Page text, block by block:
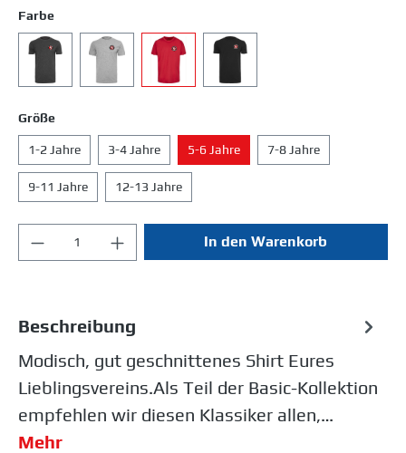
Farbe
Größe
1-2 Jahre 3-4 Jahre 5-6 Jahre 7-8 Jahre
9-11 Jahre 12-13 Jahre
In den Warenkorb
Beschreibung
Modisch, gut geschnittenes Shirt Eures
Lieblingsvereins.Als Teil der Basic-Kollektion
empfehlen wir diesen Klassiker allen,…
Mehr